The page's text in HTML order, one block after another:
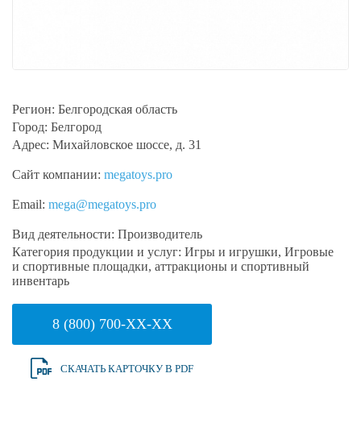
Регион: Белгородская область
Город: Белгород
Адрес: Михайловское шоссе, д. 31
Сайт компании: megatoys.pro
Email: mega@megatoys.pro
Вид деятельности: Производитель
Категория продукции и услуг: Игры и игрушки, Игровые
и спортивные площадки, аттракционы и спортивный
инвентарь
8 (800) 700-XX-XX
СКАЧАТЬ КАРТОЧКУ В PDF